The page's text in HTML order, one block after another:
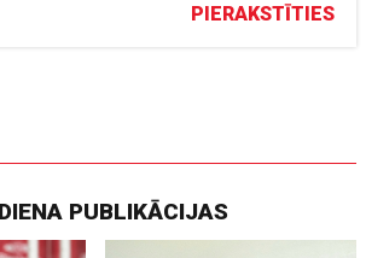
PIERAKSTĪTIES
PUBLIKĀCIJAS